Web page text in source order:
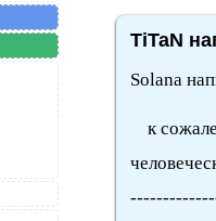
TiTaN
Solana
к